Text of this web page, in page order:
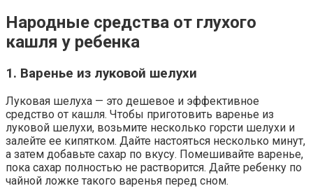
Народные средства от глухого
кашля у ребенка
1. Варенье из луковой шелухи
Луковая шелуха — это дешевое и эффективное
средство от кашля. Чтобы приготовить варенье из
луковой шелухи, возьмите несколько горсти шелухи и
залейте ее кипятком. Дайте настояться несколько минут,
а затем добавьте сахар по вкусу. Помешивайте варенье,
пока сахар полностью не растворится. Дайте ребенку по
чайной ложке такого варенья перед сном.